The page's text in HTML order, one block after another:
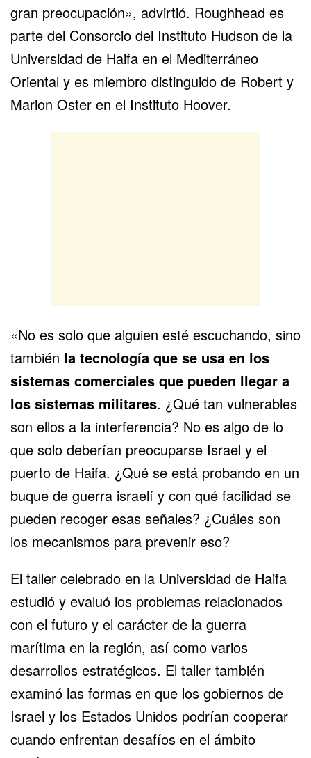
gran preocupación», advirtió. Roughhead es
parte del Consorcio del Instituto Hudson de la
Universidad de Haifa en el Mediterráneo
Oriental y es miembro distinguido de Robert y
Marion Oster en el Instituto Hoover.
«No es solo que alguien esté escuchando, sino
también la tecnología que se usa en los
sistemas comerciales que pueden llegar a
los sistemas militares. ¿Qué tan vulnerables
son ellos a la interferencia? No es algo de lo
que solo deberían preocuparse Israel y el
puerto de Haifa. ¿Qué se está probando en un
buque de guerra israelí y con qué facilidad se
pueden recoger esas señales? ¿Cuáles son
los mecanismos para prevenir eso?
El taller celebrado en la Universidad de Haifa
estudió y evaluó los problemas relacionados
con el futuro y el carácter de la guerra
marítima en la región, así como varios
desarrollos estratégicos. El taller también
examinó las formas en que los gobiernos de
Israel y los Estados Unidos podrían cooperar
cuando enfrentan desafíos en el ámbito